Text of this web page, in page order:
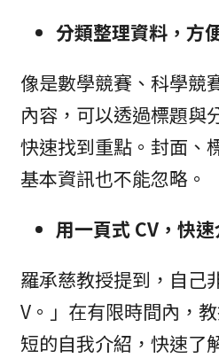
分類整理資料，方
像是數學競賽、科學競
內容，可以透過標題與
快速找到重點。封面、
基本資訊也不能忽略。
用一頁式 CV，快
羅承慈教授提到，自己
V。」在有限時間內，
短的自我介紹，快速了